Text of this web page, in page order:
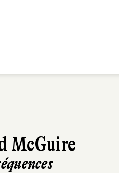
McGuire